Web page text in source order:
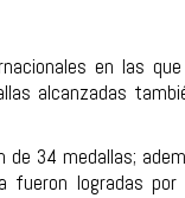
en las
alcanzadas
34 medallas;
fueron logradas